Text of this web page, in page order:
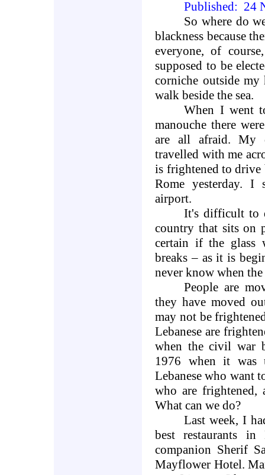
Published: 24
So where do
blackness because
everyone, of
supposed to be
corniche outside
walk beside the sea.
When I went
manouche there
are all afraid. My
travelled with me
is frightened to drive
Rome yesterday. I
airport.
It's difficult to
country that sits on
certain if the glass
breaks – as it is
never know when
People are
they have moved
may not be
Lebanese are
when the civil war
1976 when it was
Lebanese who want
who are frightened,
What can we do?
Last week, I
best restaurants in
companion Sherif
Mayflower Hotel.